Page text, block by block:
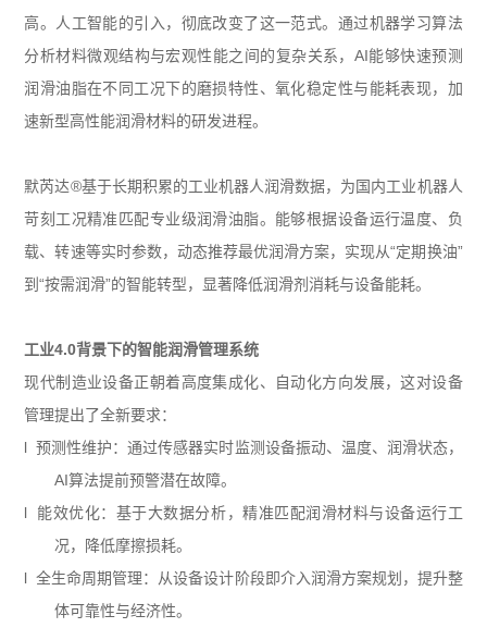
高。人工智能的引入，彻底改变了这一范式。通过机器学习算法
分析材料微观结构与宏观性能之间的复杂关系， AI能够快速预测
润滑油脂在不同工况下的磨损特性、氧化稳定性与能耗表现，加
速新型高性能润滑材料的研发进程。
默芮达®基于长期积累的工业机器人润滑数据，为国内工业机器人
苛刻工况精准匹配专业级润滑油脂。能够根据设备运行温度、负
载、转速等实时参数，动态推荐最优润滑方案，实现从“定期换油”
到“按需润滑”的智能转型，显著降低润滑剂消耗与设备能耗。
工业4.0背景下的智能润滑管理系统
现代制造业设备正朝着高度集成化、自动化方向发展，这对设备
管理提出了全新要求：
l 预测性维护：通过传感器实时监测设备振动、温度、润滑状态，
AI算法提前预警潜在故障。
l 能效优化：基于大数据分析，精准匹配润滑材料与设备运行工
况，降低摩擦损耗。
l 全生命周期管理：从设备设计阶段即介入润滑方案规划，提升整
体可靠性与经济性。